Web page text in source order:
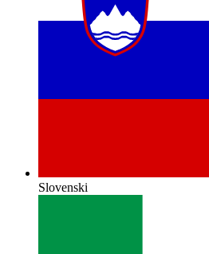
Slovenski